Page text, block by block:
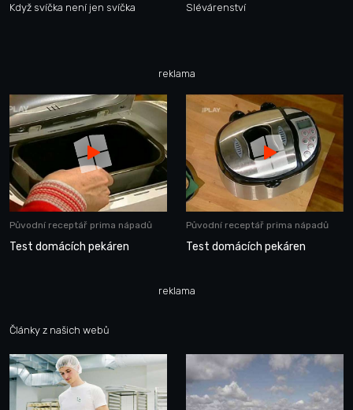
Když svíčka není jen svíčka Slévárenství
reklama
Původní receptář prima nápadů
Test domácích pekáren
Původní receptář prima nápadů
Test domácích pekáren
reklama
Články z našich webů